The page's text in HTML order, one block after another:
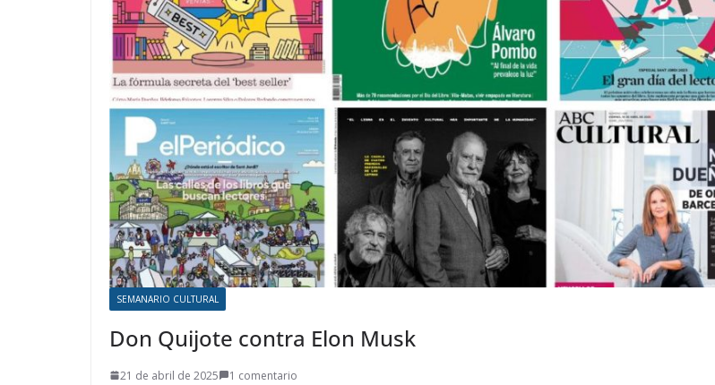
SEMANARIO CULTURAL
Don Quijote contra Elon Musk
21 de abril de 2025
1 comentario